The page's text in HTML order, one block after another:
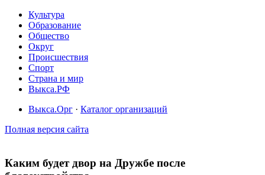
Культура
Образование
Общество
Округ
Происшествия
Спорт
Страна и мир
Выкса.РФ
Выкса.Орг · Каталог организаций
Полная версия сайта
Каким будет двор на Дружбе после